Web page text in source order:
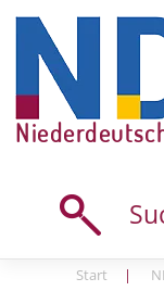
Skip
content
Start |